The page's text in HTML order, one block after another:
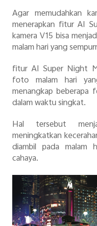
Agar memudahkan
menerapkan fitur AI
kamera V15 bisa
malam hari yang
fitur AI Super Night
foto malam hari
menangkap beberapa
dalam waktu singkat.
Hal tersebut
meningkatkan
diambil pada malam
cahaya.